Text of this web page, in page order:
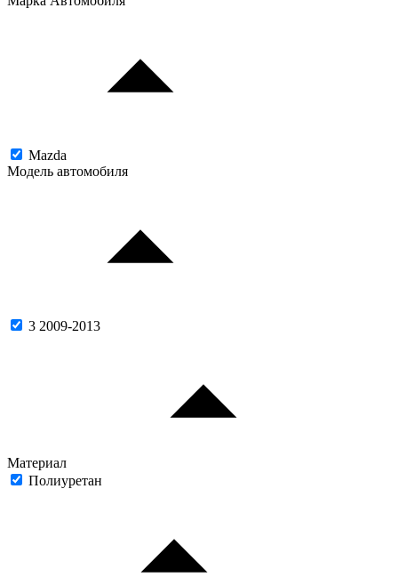
Mazda
Модель автомобиля
3 2009-2013
Материал
Полиуретан